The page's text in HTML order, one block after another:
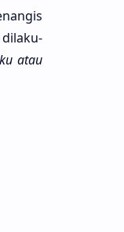
dilaku­
atau